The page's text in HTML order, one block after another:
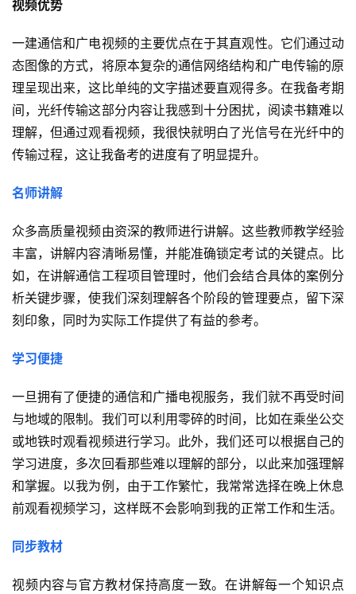
视频优势
一建通信和广电视频的主要优点在于其直观性。它们通过动
态图像的方式，将原本复杂的通信网络结构和广电传输的原
理呈现出来，这比单纯的文字描述要直观得多。在我备考期
间，光纤传输这部分内容让我感到十分困扰，阅读书籍难以
理解，但通过观看视频，我很快就明白了光信号在光纤中的
传输过程，这让我备考的进度有了明显提升。
名师讲解
众多高质量视频由资深的教师进行讲解。这些教师教学经验
丰富，讲解内容清晰易懂，并能准确锁定考试的关键点。比
如，在讲解通信工程项目管理时，他们会结合具体的案例分
析关键步骤，使我们深刻理解各个阶段的管理要点，留下深
刻印象，同时为实际工作提供了有益的参考。
学习便捷
一旦拥有了便捷的通信和广播电视服务，我们就不再受时间
与地域的限制。我们可以利用零碎的时间，比如在乘坐公交
或地铁时观看视频进行学习。此外，我们还可以根据自己的
学习进度，多次回看那些难以理解的部分，以此来加强理解
和掌握。以我为例，由于工作繁忙，我常常选择在晚上休息
前观看视频学习，这样既不会影响到我的正常工作和生活。
同步教材
视频内容与官方教材保持高度一致。在讲解每一个知识点